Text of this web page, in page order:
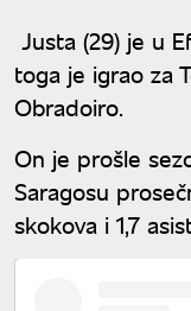
Justa (29) je u
toga je igrao za
Obradoiro.
On je prošle
Saragosu
skokova i 1,7